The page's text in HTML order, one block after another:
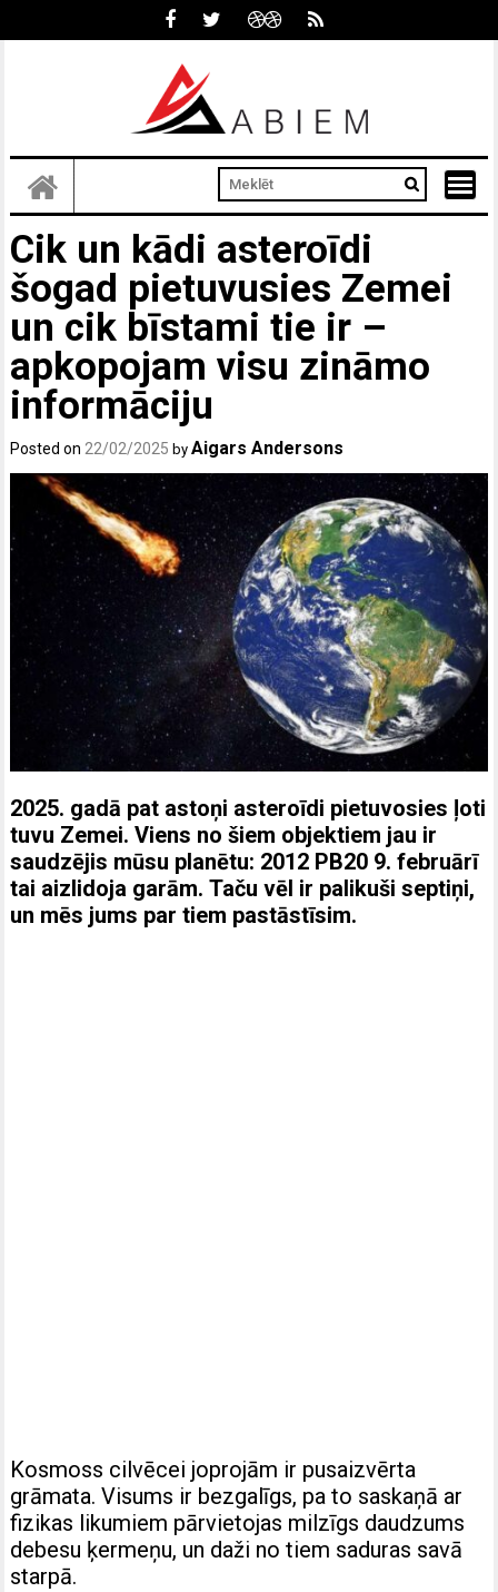
Cik un kādi asteroīdi
šogad pietuvusies Zemei
un cik bīstami tie ir –
apkopojam visu zināmo
informāciju
Posted on22/02/2025 byAigars Andersons
2025. gadā pat astoņi asteroīdi pietuvosies ļoti
tuvu Zemei. Viens no šiem objektiem jau ir
saudzējis mūsu planētu: 2012 PB20 9. februārī
tai aizlidoja garām. Taču vēl ir palikuši septiņi,
un mēs jums par tiem pastāstīsim.
Kosmoss cilvēcei joprojām ir pusaizvērta
grāmata. Visums ir bezgalīgs, pa to saskaņā ar
fizikas likumiem pārvietojas milzīgs daudzums
debesu ķermeņu, un daži no tiem saduras savā
starpā.